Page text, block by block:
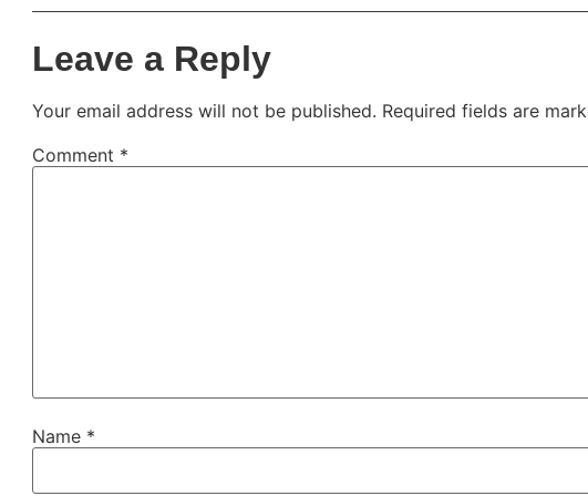
Leave a Reply
Your email address will not be published. Required fields are
Comment *
Name *